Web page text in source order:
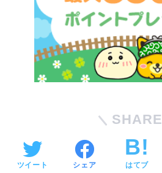
SHARE
ツイート シェア はてブ